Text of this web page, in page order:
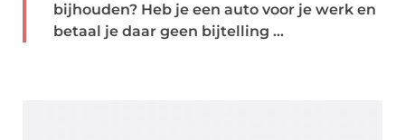
bijhouden? Heb je een auto voor je werk en
betaal je daar geen bijtelling ...